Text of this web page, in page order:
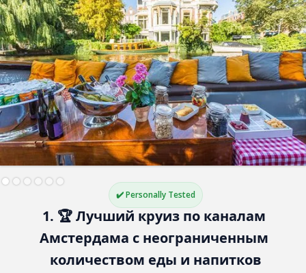
✔️ Personally Tested
1. 🏆 Лучший круиз по каналам
Амстердама с неограниченным
количеством еды и напитков